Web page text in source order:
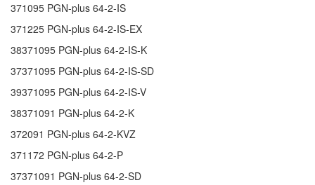
371095 PGN-plus 64-2-IS
371225 PGN-plus 64-2-IS-EX
38371095 PGN-plus 64-2-IS-K
37371095 PGN-plus 64-2-IS-SD
39371095 PGN-plus 64-2-IS-V
38371091 PGN-plus 64-2-K
372091 PGN-plus 64-2-KVZ
371172 PGN-plus 64-2-P
37371091 PGN-plus 64-2-SD